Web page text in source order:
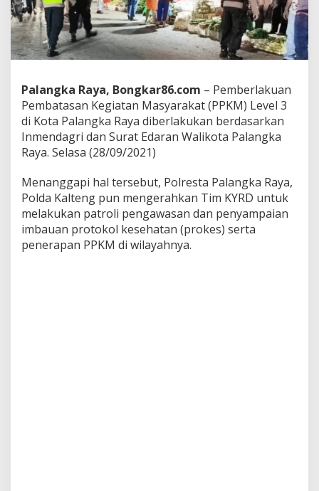
,
T
i
m
R
Y
D
P
o
r
s
t
a
a
l
Palangka Raya, Bongkar86.com – Pemberlakuan
Pembatasan Kegiatan Masyarakat (PPKM) Level 3
di Kota Palangka Raya diberlakukan berdasarkan
Inmendagri dan Surat Edaran Walikota Palangka
Raya. Selasa (28/09/2021)
Menanggapi hal tersebut, Polresta Palangka Raya,
Polda Kalteng pun mengerahkan Tim KYRD untuk
melakukan patroli pengawasan dan penyampaian
imbauan protokol kesehatan (prokes) serta
penerapan PPKM di wilayahnya.